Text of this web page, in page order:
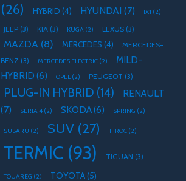
(26)
HYBRID (4) HYUNDAI (7) IX1 (2)
JEEP (3) KIA (3) KUGA (2) LEXUS (3)
MAZDA (8) MERCEDES (4)
MERCEDES-
BENZ (3) MERCEDES ELECTRIC (2)
MILD-
HYBRID (6) OPEL(2) PEUGEOT (3)
PLUG-IN HYBRID (14)
RENAULT
(7)
SERIA 4 (2) SKODA(6) SPRING (2)
SUBARU (2) SUV (27) T-ROC (2)
TERMIC (93) TIGUAN (3)
TOUAREG (2) TOYOTA(5)